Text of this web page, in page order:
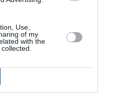
Use,
of my
with the
alcoolémie obligatoires